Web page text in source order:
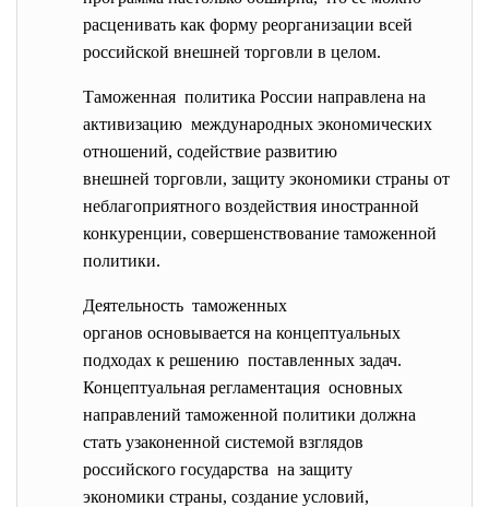
расценивать как форму реорганизации всей
российской внешней торговли в целом.
Таможенная политика России направлена на
активизацию международных экономических
отношений, содействие развитию
внешней торговли, защиту экономики страны от
неблагоприятного воздействия иностранной
конкуренции, совершенствование таможенной
политики.
Деятельность таможенных
органов основывается на концептуальных
подходах к решению поставленных задач.
Концептуальная регламентация основных
направлений таможенной политики должна
стать узаконенной системой взглядов
российского государства на защиту
экономики страны, создание условий,